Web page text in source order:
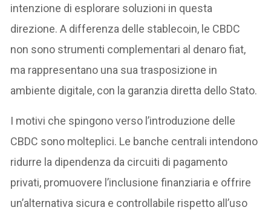
intenzione di esplorare soluzioni in questa
direzione. A differenza delle stablecoin, le CBDC
non sono strumenti complementari al denaro fiat,
ma rappresentano una sua trasposizione in
ambiente digitale, con la garanzia diretta dello Stato.
I motivi che spingono verso l’introduzione delle
CBDC sono molteplici. Le banche centrali intendono
ridurre la dipendenza da circuiti di pagamento
privati, promuovere l’inclusione finanziaria e offrire
un’alternativa sicura e controllabile rispetto all’uso